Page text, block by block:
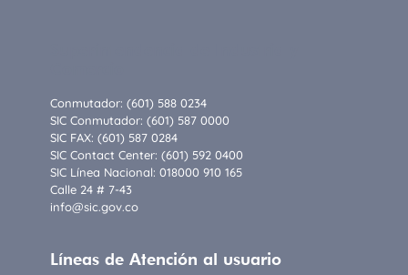
Conmutador: (601) 588 0234
SIC Conmutador: (601) 587 0000
SIC FAX: (601) 587 0284
SIC Contact Center: (601) 592 0400
SIC Línea Nacional: 018000 910 165
Calle 24 # 7-43
info@sic.gov.co
Líneas de Atención al usuario